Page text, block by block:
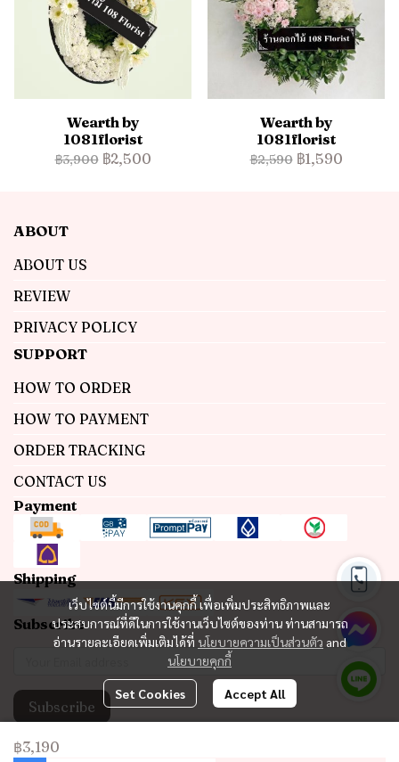
Wearth by
1081florist
฿3,900 ฿2,500
Wearth by
1081florist
฿2,590 ฿1,590
฿3,190
เว็บไซต์นี้มีการใช้งานคุกกี้ เพื่อเพิ่มประสิทธิภาพและ
ประสบการณ์ที่ดีในการใช้งานเว็บไซต์ของท่าน ท่านสามารถ
อ่านรายละเอียดเพิ่มเติมได้ที่ นโยบายความเป็นส่วนตัว and
นโยบายคุกกี้
Set Cookies Accept All
ABOUT
ABOUT US
REVIEW
PRIVACY POLICY
SUPPORT
HOW TO ORDER
HOW TO PAYMENT
ORDER TRACKING
CONTACT US
Payment
Shipping
Subscribe
Subscribe